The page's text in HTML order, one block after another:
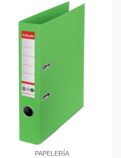
PAPELERÍA